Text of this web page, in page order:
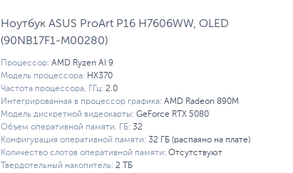
Ноутбук ASUS ProArt P16 H7606WW, OLED
(90NB17F1-M00280)
Процессор: AMD Ryzen AI 9
Модель процессора: HX370
Частота процессора, ГГц: 2.0
Интегрированная в процессор графика: AMD Radeon 890M
Модель дискретной видеокарты: GeForce RTX 5080
Объем оперативной памяти, ГБ: 32
Конфигурация оперативной памяти: 32 ГБ (распаяно на плате)
Количество слотов оперативной памяти: Отсутствуют
Твердотельный накопитель: 2 ТБ